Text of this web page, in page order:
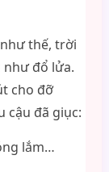
thế, trời
như đổ lửa.
cho đỡ
cậu đã giục:
lắm…